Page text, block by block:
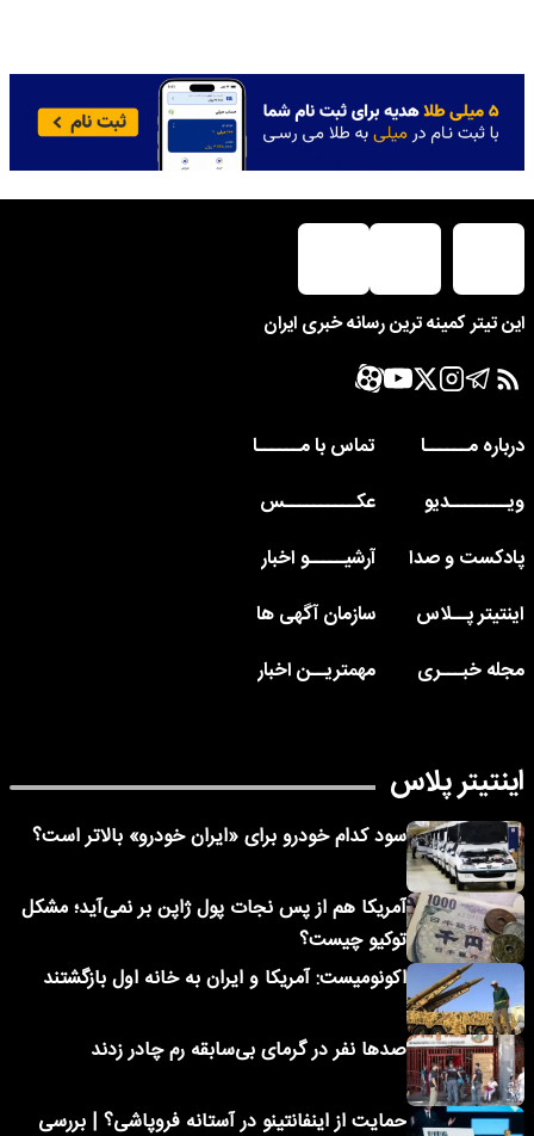
این تیتر کمینه ترین رسانه خبری ایران
درباره مــــــا
تماس با مــــــا
ویــــــــدیو
عکــــــــــس
پادکست و صدا
آرشیـــــو اخبار
اینتیتر پــلاس
سازمان آگهی ها
مجله خبـــری
مهمتریــن اخبار
اینتیتر پلاس
سود کدام خودرو برای «ایران خودرو» بالاتر است؟
آمریکا هم از پس نجات پول ژاپن بر نمی‌آید؛ مشکل
توکیو چیست؟
اکونومیست: آمریکا و ایران به خانه اول بازگشتند
صدها نفر در گرمای بی‌سابقه رم چادر زدند
حمایت از اینفانتینو در آستانه فروپاشی؟ | بررسی